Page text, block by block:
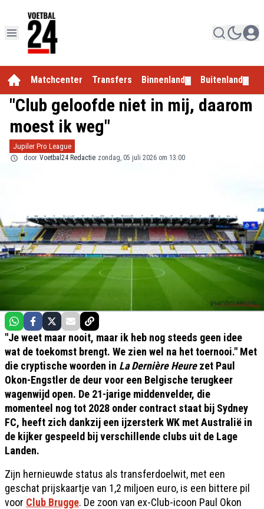
Matchcenter Transfers Binnenland Buitenland
"Club geloofde niet in mij, daarom
moest ik weg"
Jupiler Pro League
door Voetbal24 Redactie zondag, 05 juli 2026 om 13:00
"Je weet maar nooit, maar ik heb nog steeds geen idee
wat de toekomst brengt. We zien wel na het toernooi." Met
die cryptische woorden in La Dernière Heurezet Paul
Okon-Engstler de deur voor een Belgische terugkeer
wagenwijd open. De 21-jarige middenvelder, die
momenteel nog tot 2028 onder contract staat bij Sydney
FC, heeft zich dankzij een ijzersterk WK met Australië in
de kijker gespeeld bij verschillende clubs uit de Lage
Landen.
Zijn hernieuwde status als transferdoelwit, met een
geschat prijskaartje van 1,2 miljoen euro, is een bittere pil
voor Club Brugge. De zoon van ex-Club-icoon Paul Okon